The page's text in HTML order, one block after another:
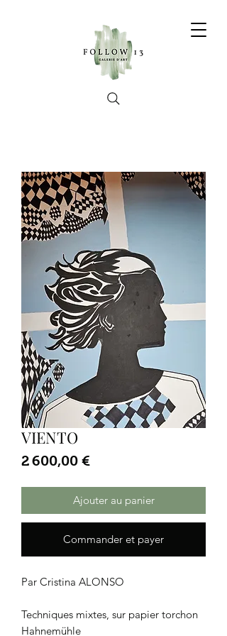
VIENTO
2 600,00 €
Ajouter au panier
Commander et payer
Par Cristina ALONSO
Techniques mixtes, sur papier torchon
Hahnemühle